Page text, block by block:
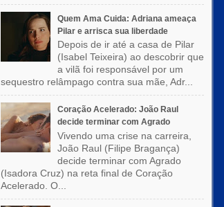
Quem Ama Cuida: Adriana ameaça
Pilar e arrisca sua liberdade
Depois de ir até a casa de Pilar
(Isabel Teixeira) ao descobrir que
a vilã foi responsável por um
sequestro relâmpago contra sua mãe, Adr...
Coração Acelerado: João Raul
decide terminar com Agrado
Vivendo uma crise na carreira,
João Raul (Filipe Bragança)
decide terminar com Agrado
(Isadora Cruz) na reta final de Coração
Acelerado. O...